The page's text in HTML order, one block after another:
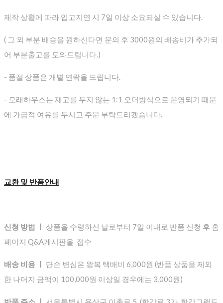
제작 상황에 따라 입고지연 시 7일 이상 소요되실 수 있습니다.
( 그 외 부분 배송을 원하신다면 문의 후 3000원의 배송비가 추가되
어 부분출고를 도와드립니다.)
- 품절 상품은 개별 연락을 드립니다.
- 모래하우스는 재고를 두지 않는 1:1 오더방식으로 운영되기 때문
에 가급적 여유를 두시고 주문 부탁드리겠습니다.
교환 및 반품안내
신청 방법 ㅣ 상품을 수령하신 날로부터 7일 이내로 반품 신청 후 홈
페이지 Q&A게시판을 접수
배송 비용 ㅣ
단순 변심은 왕복 택배비 6,000원 (반품 상품을 제외
한 나머지 금액이 100,000원 이상일 경우에는 3,000원)